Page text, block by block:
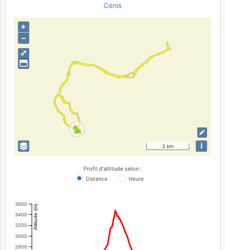
Cenis
⤢
+
–
2 km i
Profil d'altitude selon :
Distance Heure
2800
3000
3200
3400
3600 Altitude (m)